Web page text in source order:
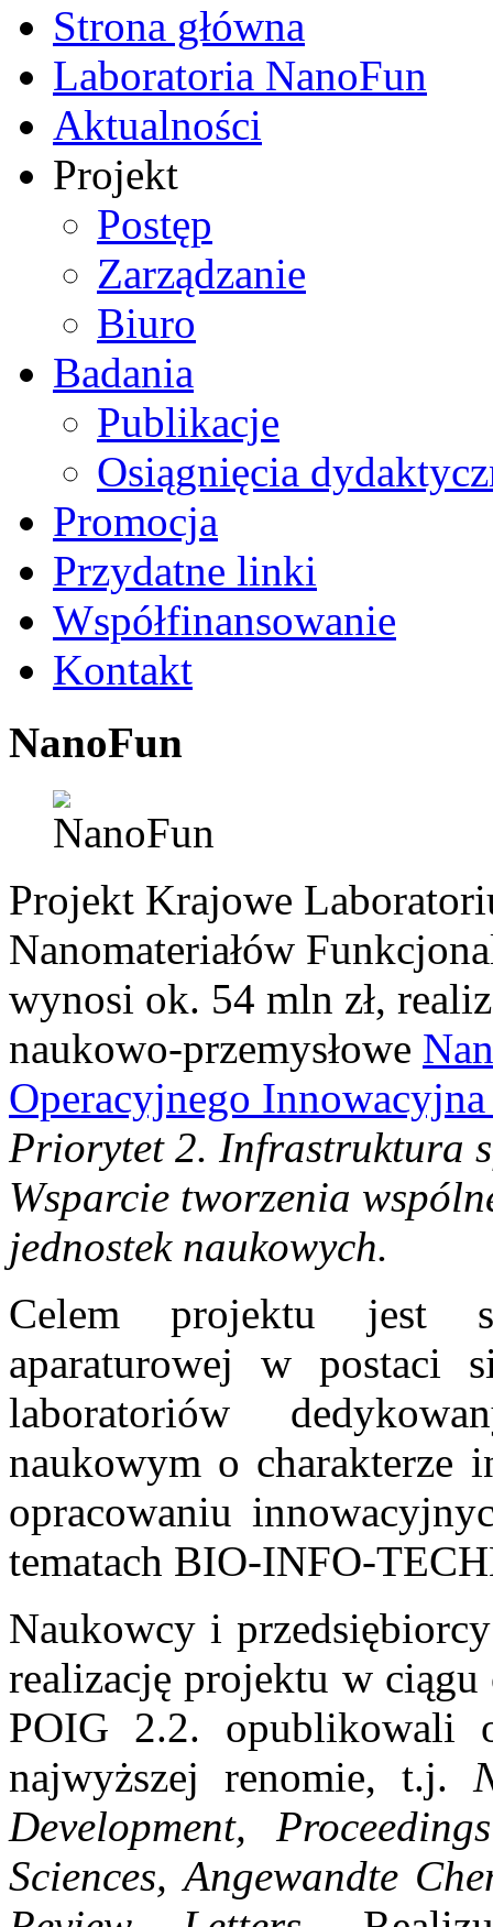
Strona główna
Laboratoria NanoFun
Aktualności
Projekt
Postęp
Zarządzanie
Biuro
Badania
Publikacje
Osiągnięcia
Promocja
Przydatne linki
Współfinansowanie
Kontakt
NanoFun
Projekt Krajowe
Nanomateriałów
wynosi ok. 54 mln zł,
naukowo-przemysłowe
Operacyjnego
Priorytet 2. Infrastruktura
Wsparcie tworzenia
jednostek naukowych.
Celem projektu jest
aparaturowej w postaci
laboratoriów
naukowym o charakterze
opracowaniu
tematach BIO-INFO-
Naukowcy i
realizację projektu w
POIG 2.2. opublikowali
najwyższej renomie, t.j.
Development,
Sciences, Angewandte